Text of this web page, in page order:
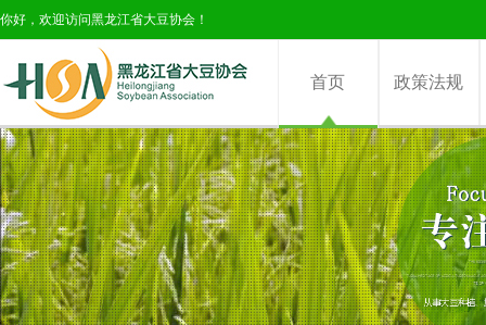
你好，欢迎访问黑龙江省大豆协会！
首页 政策法规